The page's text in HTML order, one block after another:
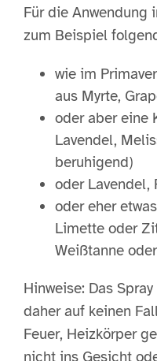
Für die Anwendung
zum Beispiel
wie im
aus Myrte,
oder aber eine
Lavendel,
beruhigend)
oder Lavendel,
oder eher
Limette oder
Weißtanne
Hinweise: Das
daher auf keinen
Feuer, Heizkörper
nicht ins Gesicht